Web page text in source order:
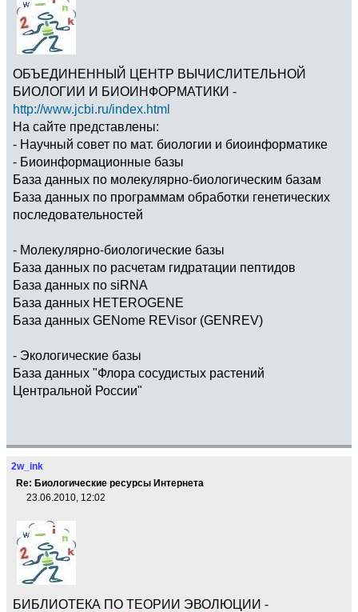
ОБЪЕДИНЕННЫЙ ЦЕНТР ВЫЧИСЛИТЕЛЬНОЙ
БИОЛОГИИ И БИОИНФОРМАТИКИ -
http://www.jcbi.ru/index.html
На сайте представлены:
- Научный совет по мат. биологии и биоинформатике
- Биоинформационные базы
База данных по молекулярно-биологическим базам
База данных по программам обработки генетических
последовательностей
- Молекулярно-биологические базы
База данных по расчетам гидратации пептидов
База данных по siRNA
База данных HETEROGENE
База данных GENome REVisor (GENREV)
- Экологические базы
База данных "Флора сосудистых растений
Центральной России"
2w_ink
Re: Биологические ресурсы Интернета
23.06.2010, 12:02
БИБЛИОТЕКА ПО ТЕОРИИ ЭВОЛЮЦИИ -